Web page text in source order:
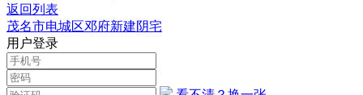
返回列表
茂名市电城区邓府新建阴宅
用户登录